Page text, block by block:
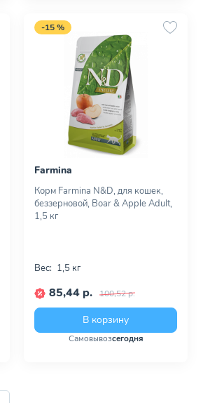
-15 %
Farmina
Корм Farmina N&D, для кошек,
беззерновой, Boar & Apple Adult,
1,5 кг
Вес: 1,5 кг
85,44 р. 100,52 р.
В корзину
Самовывозсегодня